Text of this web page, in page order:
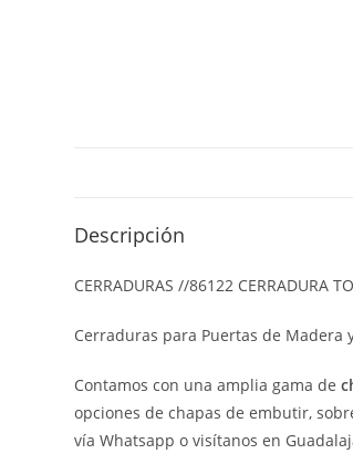
Descripción
CERRADURAS //86122 CERRADURA
Cerraduras para Puertas de
Contamos con una amplia gama de
opciones de chapas de embutir,
vía Whatsapp o visítanos en